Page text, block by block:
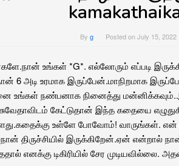
By g Posted onJuly 15, 2022
உங்கள் *G*. எல்லோரும் எப்படி
6 அடி உரமாக இருப்பேன்.மாநிறமாக
உங்கள் நண்பனாக நினைத்து
கேட்டுதான் இந்த கதையை
உள்ளே போவோம்! வாருங்கள். என்
திருச்சியில் இருக்கிறேன்.ஏன் என்றால்
எனக்கு டிகிரியில் சேர முடியவில்லை.